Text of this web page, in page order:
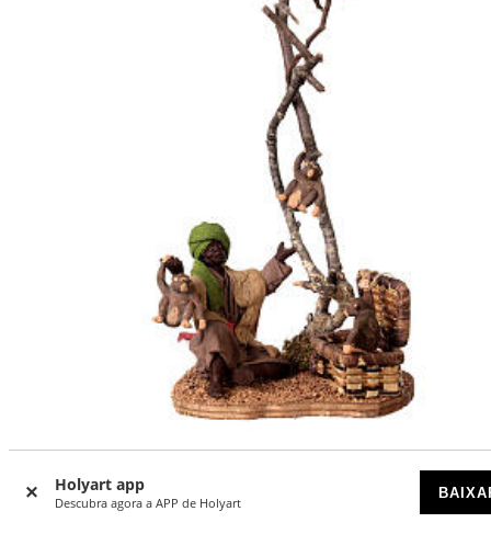
Holyart app
Descubra agora a APP de Holyart
Mouro sentado com macacos para presépio napolitano
figuras de 13 cm altura média